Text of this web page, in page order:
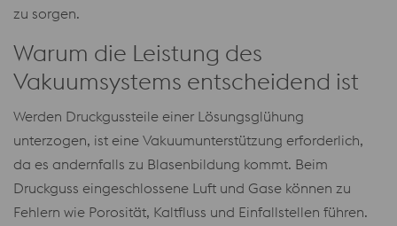
zu sorgen.
Warum die Leistung des
Vakuumsystems entscheidend ist
Werden Druckgussteile einer Lösungsglühung
unterzogen, ist eine Vakuumunterstützung erforderlich,
da es andernfalls zu Blasenbildung kommt. Beim
Druckguss eingeschlossene Luft und Gase können zu
Fehlern wie Porosität, Kaltfluss und Einfallstellen führen.